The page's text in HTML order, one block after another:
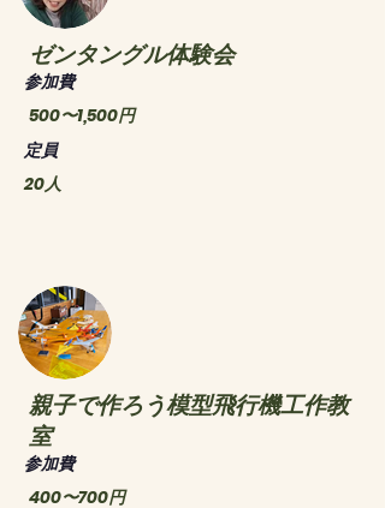
ゼンタングル体験会
​参加費
500〜1,500円
​定員
20人
親子で作ろう模型飛行機工作教
室
​参加費
400〜700円